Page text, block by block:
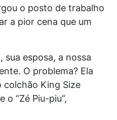
o posto de trabalho
a pior cena que um
esposa, a nossa
O problema? Ela
colchão King Size
“Zé Piu-piu”,